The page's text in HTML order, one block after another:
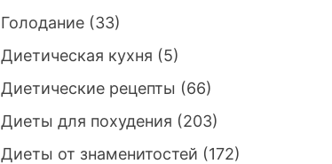
Голодание(33)
Диетическая кухня (5)
Диетические рецепты (66)
Диеты для похудения (203)
Диеты от знаменитостей (172)